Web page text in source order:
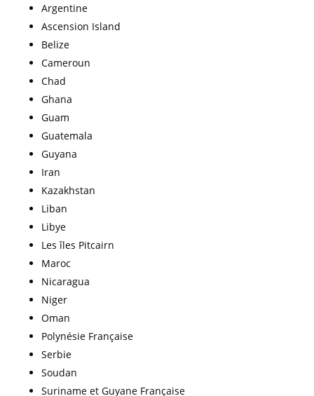
Argentine
Ascension Island
Belize
Cameroun
Chad
Ghana
Guam
Guatemala
Guyana
Iran
Kazakhstan
Liban
Libye
Les îles Pitcairn
Maroc
Nicaragua
Niger
Oman
Polynésie Française
Serbie
Soudan
Suriname et Guyane Française